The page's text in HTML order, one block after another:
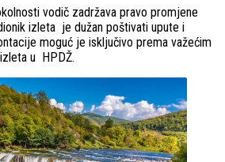
vodič zadržava pravo promjene
izleta je dužan poštivati upute i
moguć je isključivo prema važećim
u HPDŽ.